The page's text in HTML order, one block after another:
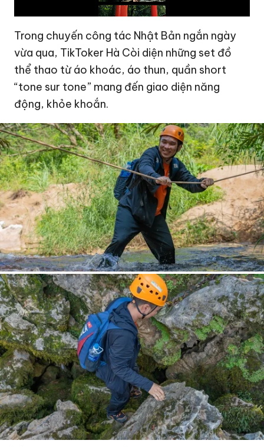
Trong chuyến công tác Nhật Bản ngắn ngày
vừa qua, TikToker Hà Còi diện những set đồ
thể thao từ áo khoác, áo thun, quần short
“tone sur tone” mang đến giao diện năng
động, khỏe khoắn.